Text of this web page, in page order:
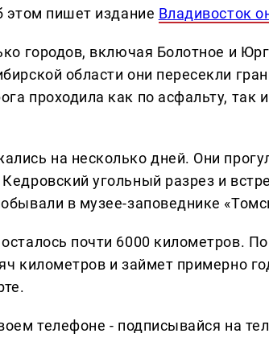
этом пишет издание Владивосток
городов, включая Болотное и
области они пересекли
проходила как по асфальту, так
на несколько дней. Они
угольный разрез и
в музее-заповеднике
почти 6000 километров.
километров и займет примерно
телефоне - подписывайся на